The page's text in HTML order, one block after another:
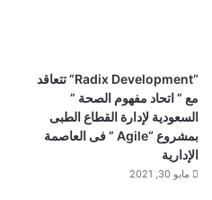
“Radix Development” تتعاقد
مع ” اتحاد مفهوم الصحة ”
السعودية لإدارة القطاع الطبى
بمشروع “Agile ” فى العاصمة
الإدارية
مايو 30, 2021